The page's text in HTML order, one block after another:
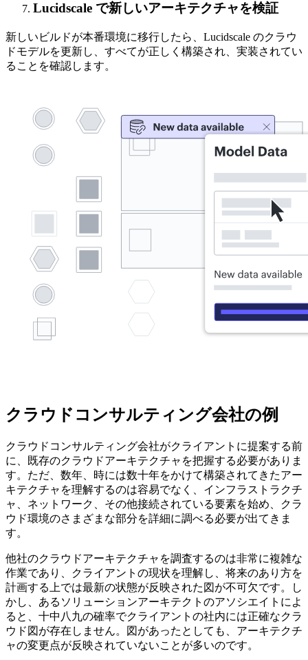
Lucidscale で新しいアーキテクチャを検証
新しいビルドが本番環境に移行したら、Lucidscale のクラウ
ドモデルを更新し、すべてが正しく構築され、実装されてい
ることを確認します。
クラウドコンサルティング会社の例
クラウドコンサルティング会社がクライアントに提案する前
に、既存のクラウドアーキテクチャを把握する必要がありま
す。ただ、数年、時には数十年をかけて構築されてきたアー
キテクチャを理解するのは容易でなく、インフラストラクチ
ャ、ネットワーク、その他接続されている要素を始め、クラ
ウド環境のさまざまな部分を詳細に調べる必要が出てきま
す。
他社のクラウドアーキテクチャを調査するのは非常に複雑な
作業であり、クライアントの現状を理解し、将来のあり方を
計画する上では最新の状態が反映された図が不可欠です。し
かし、あるソリューションアーキテクトのアソシエイトによ
ると、十中八九の確率でクライアントの社内には正確なクラ
ウド図が存在しません。図があったとしても、アーキテクチ
ャの変更点が反映されていないことが多いのです。